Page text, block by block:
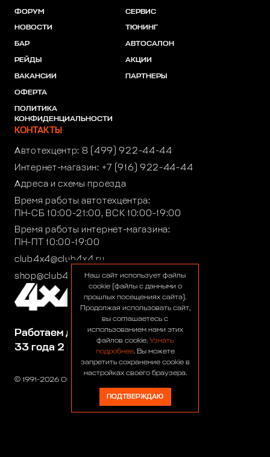
© 1991-2026 ООО «Сервис 4х4»
Работаем для вас:
33 года 2 месяца 22 дня
ФОРУМ
НОВОСТИ
БАР
РЕЙДЫ
ВАКАНСИИ
ОФЕРТА
ПОЛИТИКА
КОНФИДЕНЦИАЛЬНОСТИ
СЕРВИС
ТЮНИНГ
АВТОСАЛОН
АКЦИИ
ПАРТНЕРЫ
КОНТАКТЫ
Автотехцентр: 8 (499) 922-44-44
Интернет-магазин: +7 (916) 922-44-44
Адреса и схемы проезда
Время работы автотехцентра:
ПН-СБ 10:00-21:00, ВСК 10:00-19:00
Время работы интернет-магазина:
ПН-ПТ 10:00-19:00
club4x4@club4x4.ru
shop@club4x4.ruНаш сайт использует файлы
cookie (файлы с данными о
прошлых посещениях сайта).
Продолжая использовать сайт,
вы соглашаетесь с
использованием нами этих
файлов cookie. Узнать
подробнее. Вы можете
запретить сохранение cookie в
настройках своего браузера.
ПОДТВЕРЖДАЮ